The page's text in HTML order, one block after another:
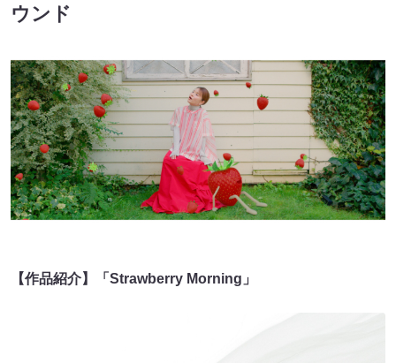
ウンド
【作品紹介】「Strawberry Morning」